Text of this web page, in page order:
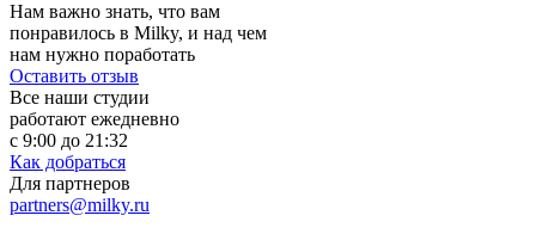
Нам важно знать, что вам
понравилось в Milky, и над чем
нам нужно поработать
Оставить отзыв
Все наши студии
работают ежедневно
с 9:00 до 21:32
Как добраться
Для партнеров
partners@milky.ru